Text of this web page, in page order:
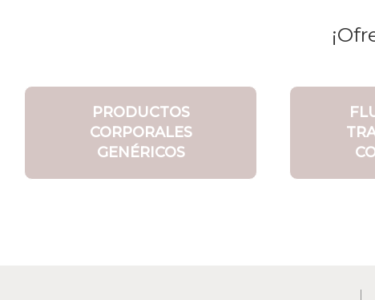
PRODUCTOS
CORPORALES
GENÉRICOS